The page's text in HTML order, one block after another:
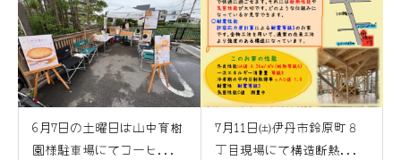
6月7日の土曜日は山中育樹
園様駐車場にてコーヒ...
7月11日㈯伊丹市鈴原町８
丁目現場にて構造断熱...